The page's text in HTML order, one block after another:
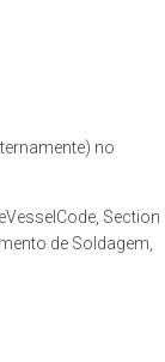
no
Section
de Soldagem,